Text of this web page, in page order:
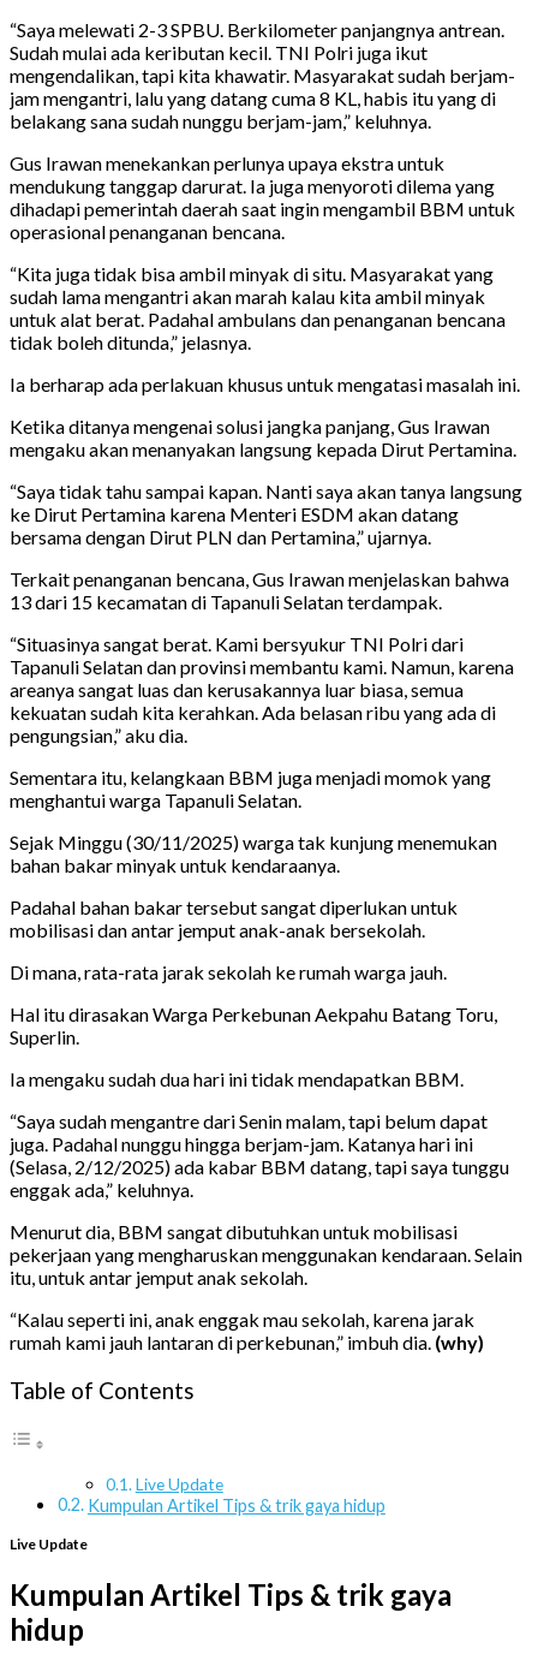
“Saya melewati 2-3 SPBU. Berkilometer panjangnya antrean.
Sudah mulai ada keributan kecil. TNI Polri juga ikut
mengendalikan, tapi kita khawatir. Masyarakat sudah berjam-
jam mengantri, lalu yang datang cuma 8 KL, habis itu yang di
belakang sana sudah nunggu berjam-jam,” keluhnya.
Gus Irawan menekankan perlunya upaya ekstra untuk
mendukung tanggap darurat. Ia juga menyoroti dilema yang
dihadapi pemerintah daerah saat ingin mengambil BBM untuk
operasional penanganan bencana.
“Kita juga tidak bisa ambil minyak di situ. Masyarakat yang
sudah lama mengantri akan marah kalau kita ambil minyak
untuk alat berat. Padahal ambulans dan penanganan bencana
tidak boleh ditunda,” jelasnya.
Ia berharap ada perlakuan khusus untuk mengatasi masalah ini.
Ketika ditanya mengenai solusi jangka panjang, Gus Irawan
mengaku akan menanyakan langsung kepada Dirut Pertamina.
“Saya tidak tahu sampai kapan. Nanti saya akan tanya langsung
ke Dirut Pertamina karena Menteri ESDM akan datang
bersama dengan Dirut PLN dan Pertamina,” ujarnya.
Terkait penanganan bencana, Gus Irawan menjelaskan bahwa
13 dari 15 kecamatan di Tapanuli Selatan terdampak.
“Situasinya sangat berat. Kami bersyukur TNI Polri dari
Tapanuli Selatan dan provinsi membantu kami. Namun, karena
areanya sangat luas dan kerusakannya luar biasa, semua
kekuatan sudah kita kerahkan. Ada belasan ribu yang ada di
pengungsian,” aku dia.
Sementara itu, kelangkaan BBM juga menjadi momok yang
menghantui warga Tapanuli Selatan.
Sejak Minggu (30/11/2025) warga tak kunjung menemukan
bahan bakar minyak untuk kendaraanya.
Padahal bahan bakar tersebut sangat diperlukan untuk
mobilisasi dan antar jemput anak-anak bersekolah.
Di mana, rata-rata jarak sekolah ke rumah warga jauh.
Hal itu dirasakan Warga Perkebunan Aekpahu Batang Toru,
Superlin.
Ia mengaku sudah dua hari ini tidak mendapatkan BBM.
“Saya sudah mengantre dari Senin malam, tapi belum dapat
juga. Padahal nunggu hingga berjam-jam. Katanya hari ini
(Selasa, 2/12/2025) ada kabar BBM datang, tapi saya tunggu
enggak ada,” keluhnya.
Menurut dia, BBM sangat dibutuhkan untuk mobilisasi
pekerjaan yang mengharuskan menggunakan kendaraan. Selain
itu, untuk antar jemput anak sekolah.
“Kalau seperti ini, anak enggak mau sekolah, karena jarak
rumah kami jauh lantaran di perkebunan,” imbuh dia. (why)
Table of Contents
Live Update
Kumpulan Artikel Tips & trik gaya hidup
Live Update
Kumpulan Artikel Tips & trik gaya
hidup